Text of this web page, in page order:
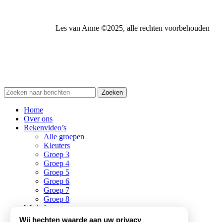
Les van Anne ©️2025, alle rechten voorbehouden
Zoeken
Home
Over ons
Rekenvideo’s
Alle groepen
Kleuters
Groep 3
Groep 4
Groep 5
Groep 6
Groep 7
Groep 8
Winkel
Informatie
Wij hechten waarde aan uw privacy